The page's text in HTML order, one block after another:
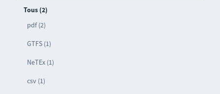
Tous (2)
pdf (2)
GTFS (1)
NeTEx (1)
csv (1)